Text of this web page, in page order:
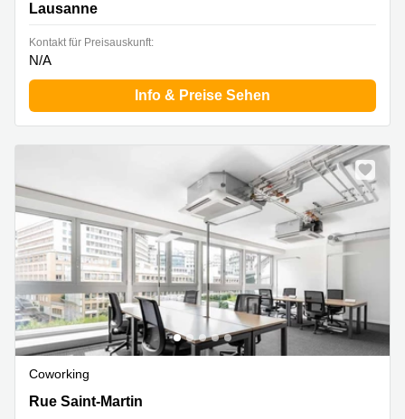
Lausanne
Kontakt für Preisauskunft:
N/A
Info & Preise Sehen
Coworking
Rue Saint-Martin 7,3. Stock, Lausanne
Rue Saint-Martin